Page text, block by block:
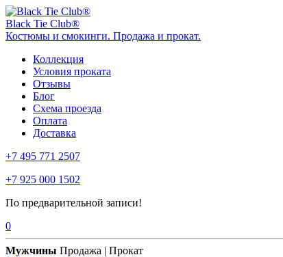
Black Tie Club®
Костюмы и смокинги. Продажа и прокат.
Коллекция
Условия проката
Отзывы
Блог
Схема проезда
Оплата
Доставка
+7 495 771 2507
+7 925 000 1502
По предварительной записи!
0
Мужчины Продажа | Прокат